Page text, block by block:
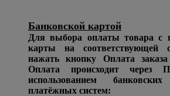
Банковской картой
Для выбора оплаты товара с
карты на соответствующей
нажать кнопку Оплата
Оплата происходит
использованием
платёжных систем: